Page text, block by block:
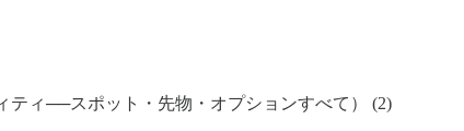
ティ──スポット・先物・オプションすべて） (2)